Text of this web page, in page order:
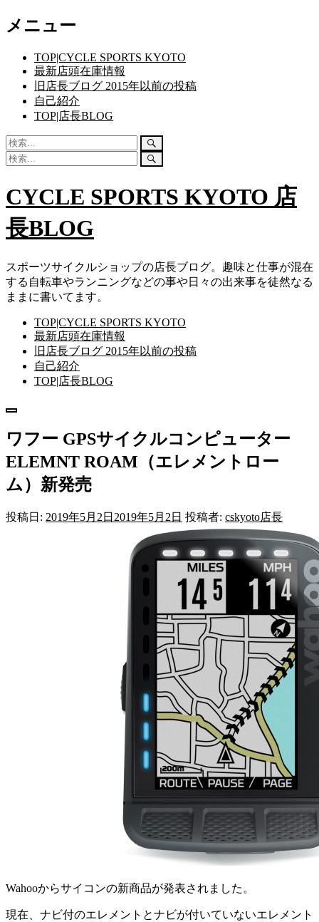
コ
ン
ッ
プ
メニュー
TOP|CYCLE SPORTS KYOTO
最新店頭在庫情報
旧店長ブログ 2015年以前の投稿
自己紹介
TOP|店長BLOG
検
索:
検
索
開
検
検
始
CYCLE SPORTS KYOTO 店
長BLOG
スポーツサイクルショップの店長ブログ。趣味と仕事が混在
する自転車やランニングなどの事や日々の出来事を徒然なる
ままに書いてます。
TOP|CYCLE SPORTS KYOTO
最新店頭在庫情報
旧店長ブログ 2015年以前の投稿
自己紹介
TOP|店長BLOG
メ
ュ
ー
ワフー GPSサイクルコンピューター
ELEMNT ROAM（エレメントロー
ム）新発売
投稿日: 2019年5月2日 2019年5月2日 投稿者: cskyoto店長
Wahooからサイコンの新商品が発表されました。
現在、ナビ付のエレメントとナビが付いていないエレメント